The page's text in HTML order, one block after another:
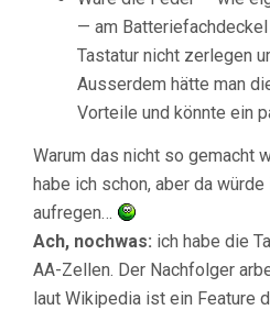
— am
Tastatur nicht zerlegen
Ausserdem hätte man
Vorteile und könnte ein
Warum das nicht so gemacht
habe ich schon, aber da
aufregen…
Ach, nochwas: ich habe die
AA-Zellen. Der Nachfolger
laut Wikipedia ist ein Feature